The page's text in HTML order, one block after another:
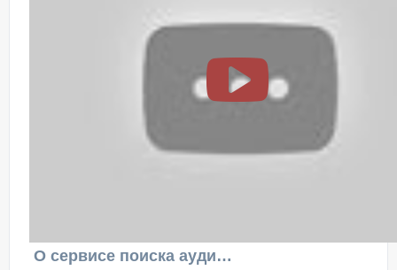
О сервисе поиска аудитории ВКонтакте